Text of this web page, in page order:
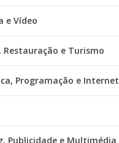
e Vídeo
Restauração e Turismo
Programação e Internet
Publicidade e Multimédia